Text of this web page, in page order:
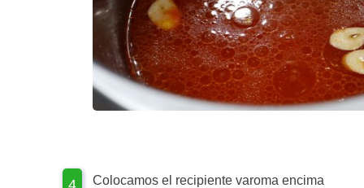
Colocamos el recipiente varoma encima